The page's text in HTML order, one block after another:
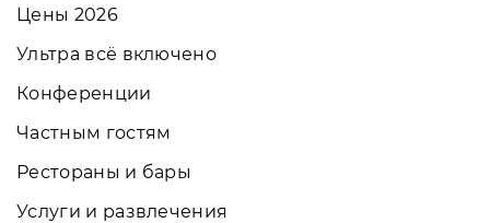
Цены 2026
Ультра всё включено
Конференции
Частным гостям
Рестораны и бары
Услуги и развлечения